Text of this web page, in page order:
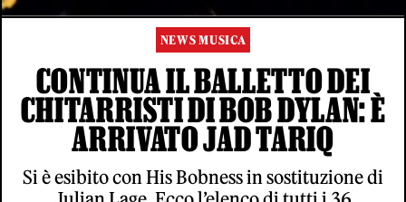
NEWS MUSICA
CONTINUA IL BALLETTO DEI
CHITARRISTI DI BOB DYLAN: È
ARRIVATO JAD TARIQ
Si è esibito con His Bobness in sostituzione di